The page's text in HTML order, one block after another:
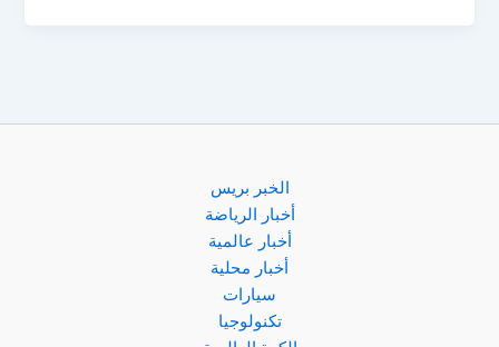
الخبر بريس
أخبار الرياضة
أخبار عالمية
أخبار محلية
سيارات
تكنولوجيا